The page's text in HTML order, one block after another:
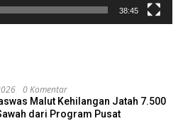
38:45
0 Komentar
Malut Kehilangan Jatah 7.500
dari Program Pusat